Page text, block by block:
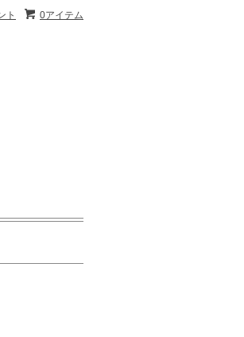
0アイテム
ト